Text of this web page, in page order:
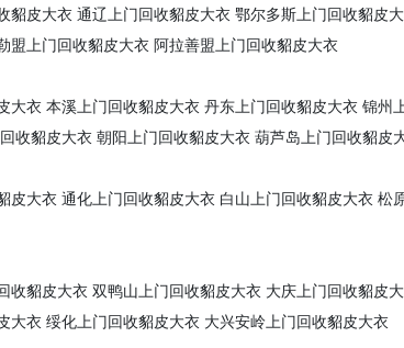
貂皮大衣 通辽上门回收貂皮大衣 鄂尔多斯上门回收貂皮
盟上门回收貂皮大衣 阿拉善盟上门回收貂皮大衣
大衣 本溪上门回收貂皮大衣 丹东上门回收貂皮大衣 锦州
收貂皮大衣 朝阳上门回收貂皮大衣 葫芦岛上门回收貂皮
皮大衣 通化上门回收貂皮大衣 白山上门回收貂皮大衣 松
收貂皮大衣 双鸭山上门回收貂皮大衣 大庆上门回收貂皮
大衣 绥化上门回收貂皮大衣 大兴安岭上门回收貂皮大衣